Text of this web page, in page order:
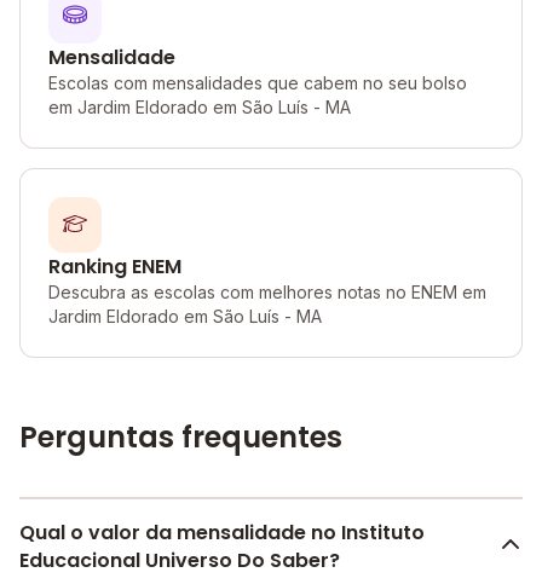
Mensalidade
Escolas com mensalidades que cabem no seu bolso
em Jardim Eldorado em São Luís - MA
Ranking ENEM
Descubra as escolas com melhores notas no ENEM em
Jardim Eldorado em São Luís - MA
Perguntas frequentes
Qual o valor da mensalidade no Instituto
Educacional Universo Do Saber?